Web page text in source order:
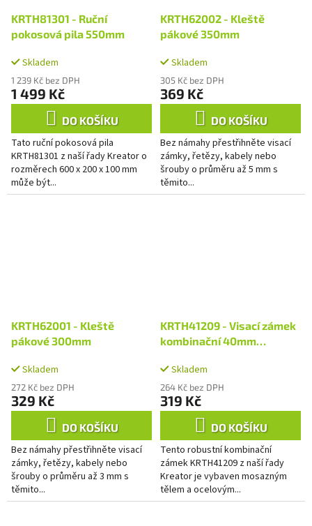
KRTH81301 - Ruční
pokosová pila 550mm
Skladem
1 239 Kč bez DPH
1 499 Kč
DO KOŠÍKU
Tato ruční pokosová pila
KRTH81301 z naší řady Kreator o
rozměrech 600 x 200 x 100 mm
může být...
KRTH62002 - Kleště
pákové 350mm
Skladem
305 Kč bez DPH
369 Kč
DO KOŠÍKU
Bez námahy přestřihněte visací
zámky, řetězy, kabely nebo
šrouby o průměru až 5 mm s
těmito...
KRTH62001 - Kleště
pákové 300mm
Skladem
272 Kč bez DPH
329 Kč
DO KOŠÍKU
Bez námahy přestřihněte visací
zámky, řetězy, kabely nebo
šrouby o průměru až 3 mm s
těmito...
KRTH41209 - Visací zámek
kombinační 40mm
Skladem
264 Kč bez DPH
319 Kč
DO KOŠÍKU
Tento robustní kombinační
zámek KRTH41209 z naší řady
Kreator je vybaven mosazným
tělem a ocelovým...